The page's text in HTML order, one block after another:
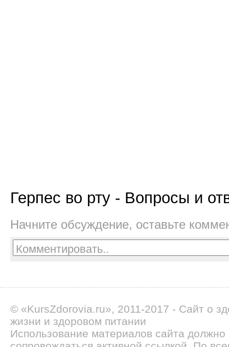
Герпес во рту - Вопросы и
Начните обсуждение, оставьте
© «KursZdorovia.ru», 2011-2017 - Сайт о
жизни и здоровом питании
Использование материалов сайта должно